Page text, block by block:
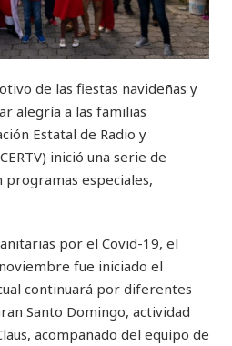
de las fiestas navideñas y
alegría a las familias
Estatal de Radio y
inició una serie de
programas especiales,
por el Covid-19, el
fue iniciado el
continuará por diferentes
Santo Domingo, actividad
acompañado del equipo de